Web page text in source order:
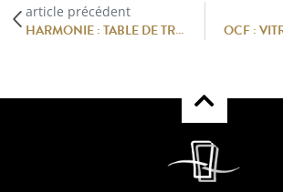
article précédent
HARMONIE : TABLE DE TRI QUI FACILITE L’ORGANISATION EN CUISINE